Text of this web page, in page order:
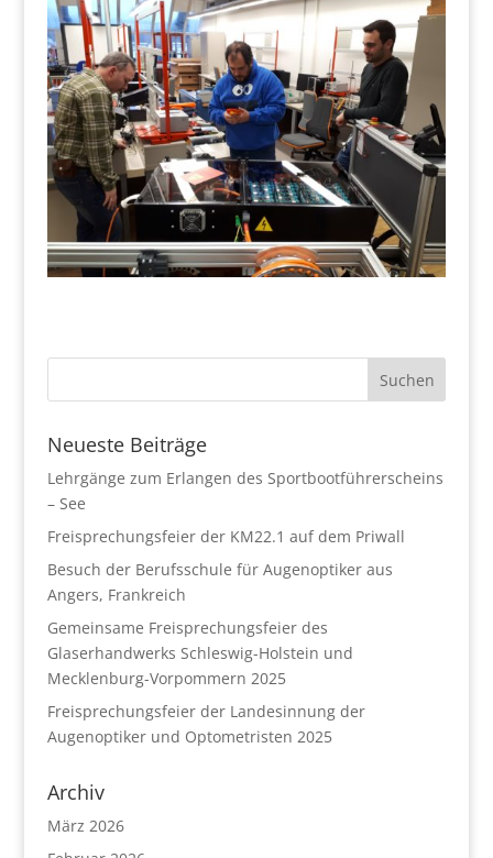
Neueste Beiträge
Lehrgänge zum Erlangen des Sportbootführerscheins
– See
Freisprechungsfeier der KM22.1 auf dem Priwall
Besuch der Berufsschule für Augenoptiker aus
Angers, Frankreich
Gemeinsame Freisprechungsfeier des
Glaserhandwerks Schleswig-Holstein und
Mecklenburg-Vorpommern 2025
Freisprechungsfeier der Landesinnung der
Augenoptiker und Optometristen 2025
Archiv
März 2026